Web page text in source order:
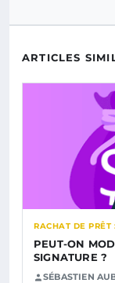
ARTICLES
RACHAT DE
PEUT-ON
SIGNATURE ?
SÉBASTIEN